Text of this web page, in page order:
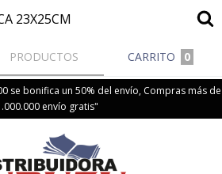
23X25CM
PRODUCTOS CARRITO 0
se bonifica un 50% del envío, Compras más de
envío gratis"